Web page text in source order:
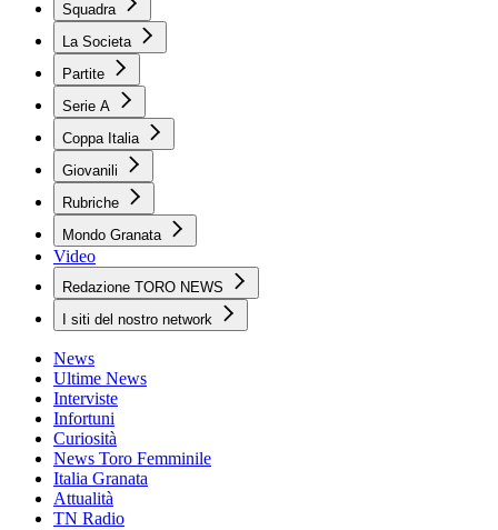
Squadra
La Societa
Partite
Serie A
Coppa Italia
Giovanili
Rubriche
Mondo Granata
Video
Redazione TORO NEWS
I siti del nostro network
News
Ultime News
Interviste
Infortuni
Curiosità
News Toro Femminile
Italia Granata
Attualità
TN Radio